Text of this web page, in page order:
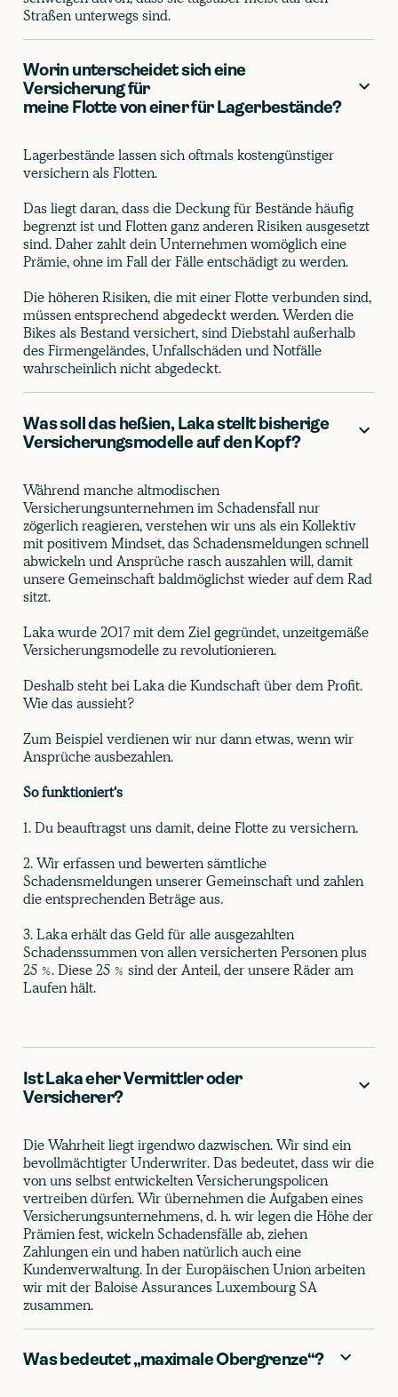
Straßen unterwegs sind.
Worin unterscheidet sich eine
Versicherung für
meine Flotte von einer für Lagerbestände?
Lagerbestände lassen sich oftmals kostengünstiger
versichern als Flotten.
Das liegt daran, dass die Deckung für Bestände häufig
begrenzt ist und Flotten ganz anderen Risiken ausgesetzt
sind. Daher zahlt dein Unternehmen womöglich eine
Prämie, ohne im Fall der Fälle entschädigt zu werden.
Die höheren Risiken, die mit einer Flotte verbunden sind,
müssen entsprechend abgedeckt werden. Werden die
Bikes als Bestand versichert, sind Diebstahl außerhalb
des Firmengeländes, Unfallschäden und Notfälle
wahrscheinlich nicht abgedeckt.
Was soll das heßien, Laka stellt bisherige
Versicherungsmodelle auf den Kopf?
Während manche altmodischen
Versicherungsunternehmen im Schadensfall nur
zögerlich reagieren, verstehen wir uns als ein Kollektiv
mit positivem Mindset, das Schadensmeldungen schnell
abwickeln und Ansprüche rasch auszahlen will, damit
unsere Gemeinschaft baldmöglichst wieder auf dem Rad
sitzt.
Laka wurde 2017 mit dem Ziel gegründet, unzeitgemäße
Versicherungsmodelle zu revolutionieren.
Deshalb steht bei Laka die Kundschaft über dem Profit.
Wie das aussieht?
Zum Beispiel verdienen wir nur dann etwas, wenn wir
Ansprüche ausbezahlen.
So funktioniert‘s
1. Du beauftragst uns damit, deine Flotte zu versichern.
2. Wir erfassen und bewerten sämtliche
Schadensmeldungen unserer Gemeinschaft und zahlen
die entsprechenden Beträge aus.
3. Laka erhält das Geld für alle ausgezahlten
Schadenssummen von allen versicherten Personen plus
25 %. Diese 25 % sind der Anteil, der unsere Räder am
Laufen hält.
Ist Laka eher Vermittler oder
Versicherer?
Die Wahrheit liegt irgendwo dazwischen. Wir sind ein
bevollmächtigter Underwriter. Das bedeutet, dass wir die
von uns selbst entwickelten Versicherungspolicen
vertreiben dürfen. Wir übernehmen die Aufgaben eines
Versicherungsunternehmens, d. h. wir legen die Höhe der
Prämien fest, wickeln Schadensfälle ab, ziehen
Zahlungen ein und haben natürlich auch eine
Kundenverwaltung. In der Europäischen Union arbeiten
wir mit der Baloise Assurances Luxembourg SA
zusammen.
Was bedeutet „maximale Obergrenze“?